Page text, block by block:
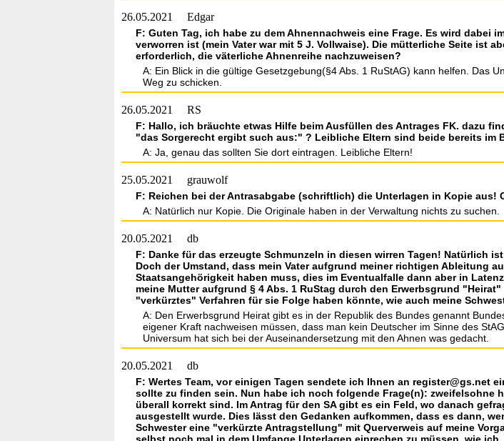
26.05.2021 Edgar
F: Guten Tag, ich habe zu dem Ahnennachweis eine Frage. Es wird dabei
verworren ist (mein Vater war mit 5 J. Vollwaise). Die mütterliche Seite ist
erforderlich, die väterliche Ahnenreihe nachzuweisen?
A: Ein Blick in die gültige Gesetzgebung(§4 Abs. 1 RuStAG) kann helfen. Das
Weg zu schicken.
26.05.2021 RS
F: Hallo, ich bräuchte etwas Hilfe beim Ausfüllen des Antrages FK. dazu
"das Sorgerecht ergibt such aus:" ? Leibliche Eltern sind beide bereits im
A: Ja, genau das sollten Sie dort eintragen. Leibliche Eltern!
25.05.2021 grauwolf
F: Reichen bei der Antrasabgabe (schriftlich) die Unterlagen in Kopie aus!
A: Natürlich nur Kopie. Die Originale haben in der Verwaltung nichts zu suchen.
20.05.2021 db
F: Danke für das erzeugte Schmunzeln in diesen wirren Tagen! Natürlich
Doch der Umstand, dass mein Vater aufgrund meiner richtigen Ableitung
Staatsangehörigkeit haben muss, dies im Eventualfalle dann aber in
meine Mutter aufgrund § 4 Abs. 1 RuStag durch den Erwerbsgrund
"verkürztes" Verfahren für sie Folge haben könnte, wie auch meine
A: Den Erwerbsgrund Heirat gibt es in der Republik des Bundes genannt
eigener Kraft nachweisen müssen, dass man kein Deutscher im Sinne des
Universum hat sich bei der Auseinandersetzung mit den Ahnen was gedacht.
20.05.2021 db
F: Wertes Team, vor einigen Tagen sendete ich Ihnen an register@gs.net
sollte zu finden sein. Nun habe ich noch folgende Frage(n): zweifelsohne
überall korrekt sind. Im Antrag für den SA gibt es ein Feld, wo danach
ausgestellt wurde. Dies lässt den Gedanken aufkommen, dass es dann,
Schwester eine "verkürzte Antragstellung" mit Querverweis auf meine